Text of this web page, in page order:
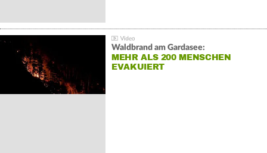
Waldbrand am Gardasee:
MEHR ALS 200 MENSCHEN
EVAKUIERT